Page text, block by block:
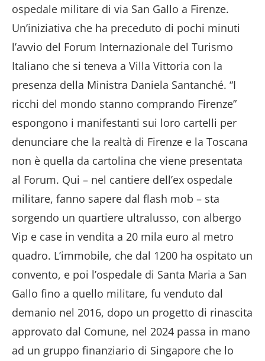
ospedale militare di via San Gallo a Firenze.
Un’iniziativa che ha preceduto di pochi minuti
l’avvio del Forum Internazionale del Turismo
Italiano che si teneva a Villa Vittoria con la
presenza della Ministra Daniela Santanché. “I
ricchi del mondo stanno comprando Firenze”
espongono i manifestanti sui loro cartelli per
denunciare che la realtà di Firenze e la Toscana
non è quella da cartolina che viene presentata
al Forum. Qui – nel cantiere dell’ex ospedale
militare, fanno sapere dal flash mob – sta
sorgendo un quartiere ultralusso, con albergo
Vip e case in vendita a 20 mila euro al metro
quadro. L’immobile, che dal 1200 ha ospitato un
convento, e poi l’ospedale di Santa Maria a San
Gallo fino a quello militare, fu venduto dal
demanio nel 2016, dopo un progetto di rinascita
approvato dal Comune, nel 2024 passa in mano
ad un gruppo finanziario di Singapore che lo